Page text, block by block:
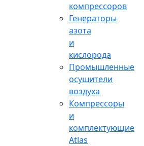
компрессоров
Генераторы
азота
и
кислорода
Промышленные
осушители
воздуха
Компрессоры
и
комплектующие
Atlas